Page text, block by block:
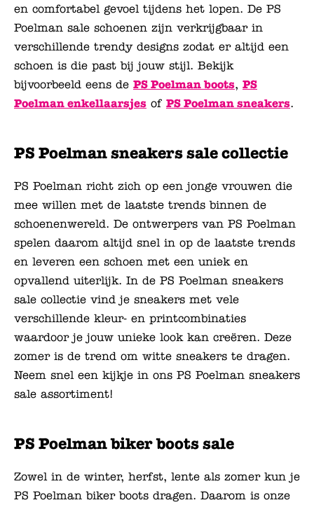
en comfortabel gevoel tijdens het lopen. De PS
Poelman sale schoenen zijn verkrijgbaar in
verschillende trendy designs zodat er altijd een
schoen is die past bij jouw stijl. Bekijk
bijvoorbeeld eens de PS Poelman boots, PS
Poelman enkellaarsjes of PS Poelman sneakers.
PS Poelman sneakers sale collectie
PS Poelman richt zich op een jonge vrouwen die
mee willen met de laatste trends binnen de
schoenenwereld. De ontwerpers van PS Poelman
spelen daarom altijd snel in op de laatste trends
en leveren een schoen met een uniek en
opvallend uiterlijk. In de PS Poelman sneakers
sale collectie vind je sneakers met vele
verschillende kleur- en printcombinaties
waardoor je jouw unieke look kan creëren. Deze
zomer is de trend om witte sneakers te dragen.
Neem snel een kijkje in ons PS Poelman sneakers
sale assortiment!
PS Poelman biker boots sale
Zowel in de winter, herfst, lente als zomer kun je
PS Poelman biker boots dragen. Daarom is onze